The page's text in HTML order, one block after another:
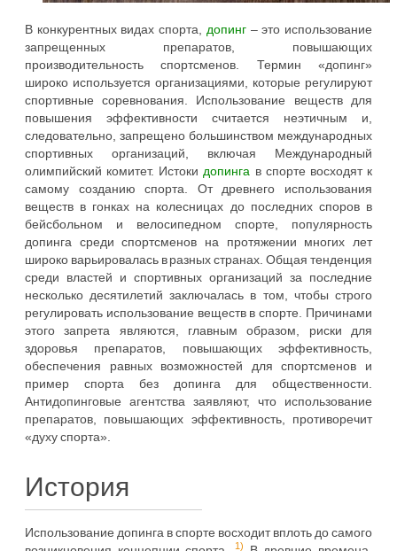
В конкурентных видах спорта, допинг– это использование
запрещенных препаратов, повышающих
производительность спортсменов. Термин «допинг»
широко используется организациями, которые регулируют
спортивные соревнования. Использование веществ для
повышения эффективности считается неэтичным и,
следовательно, запрещено большинством международных
спортивных организаций, включая Международный
олимпийский комитет. Истоки допинга в спорте восходят к
самому созданию спорта. От древнего использования
веществ в гонках на колесницах до последних споров в
бейсбольном и велосипедном спорте, популярность
допинга среди спортсменов на протяжении многих лет
широко варьировалась в разных странах. Общая тенденция
среди властей и спортивных организаций за последние
несколько десятилетий заключалась в том, чтобы строго
регулировать использование веществ в спорте. Причинами
этого запрета являются, главным образом, риски для
здоровья препаратов, повышающих эффективность,
обеспечения равных возможностей для спортсменов и
пример спорта без допинга для общественности.
Антидопинговые агентства заявляют, что использование
препаратов, повышающих эффективность, противоречит
«духу спорта».
История
Использование допинга в спорте восходит вплоть до самого
1)